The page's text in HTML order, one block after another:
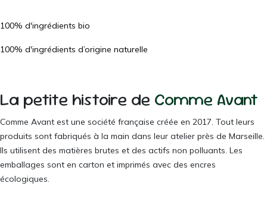
100% d'ingrédients bio
100% d'ingrédients d’origine naturelle
La petite histoire de Comme Avant
Comme Avant est une société française créée en 2017. Tout leurs
produits sont fabriqués à la main dans leur atelier près de Marseille.
Ils utilisent des matières brutes et des actifs non polluants. Les
emballages sont en carton et imprimés avec des encres
écologiques.